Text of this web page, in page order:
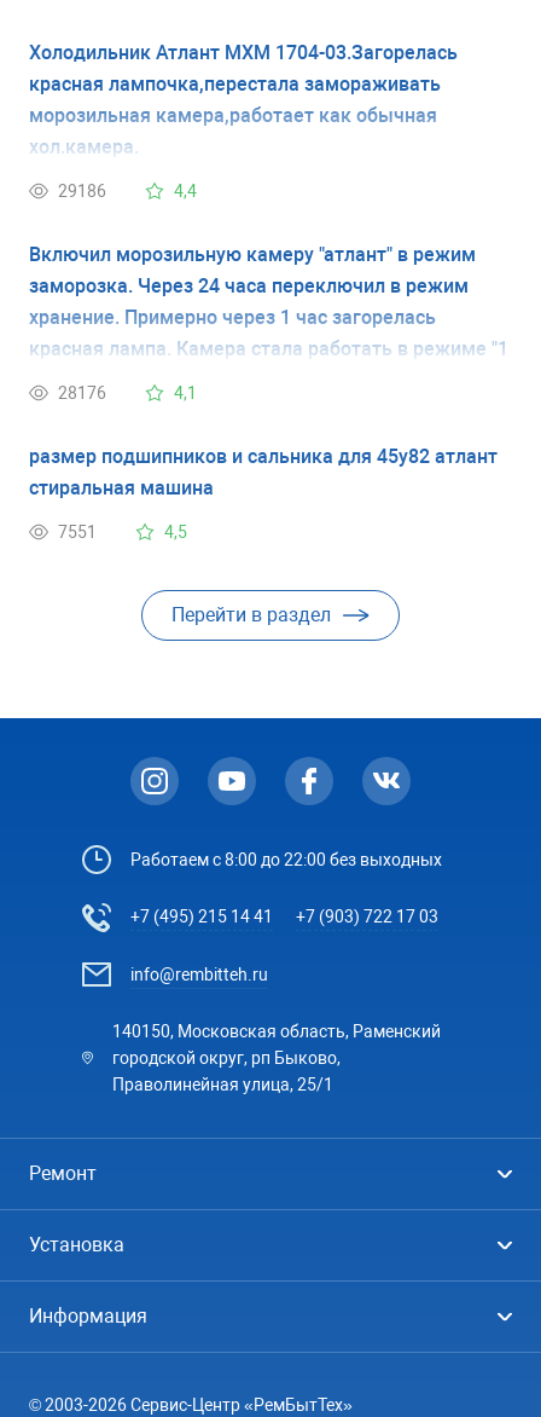
Холодильник Атлант МХМ 1704-03.Загорелась
красная лампочка,перестала замораживать
морозильная камера,работает как обычная
хол.камера.
29186 4,4
Включил морозильную камеру "атлант" в режим
заморозка. Через 24 часа переключил в режим
хранение. Примерно через 1 час загорелась
красная лампа. Камера стала работать в режиме "1
минуту работает, 5 минут нет" и так постоянно, при
28176 4,1
размер подшипников и сальника для 45у82 атлант
стиральная машина
7551 4,5
Перейти в раздел
Работаем с 8:00 до 22:00 без выходных
+7 (495) 215 14 41 +7 (903) 722 17 03
info@rembitteh.ru
140150, Московская область, Раменский
городской округ, рп Быково,
Праволинейная улица, 25/1
Ремонт
Посудомоечные машины
Установка
Кондиционеры
Информация
© 2003-2026 Сервис-Центр «РемБытТех»